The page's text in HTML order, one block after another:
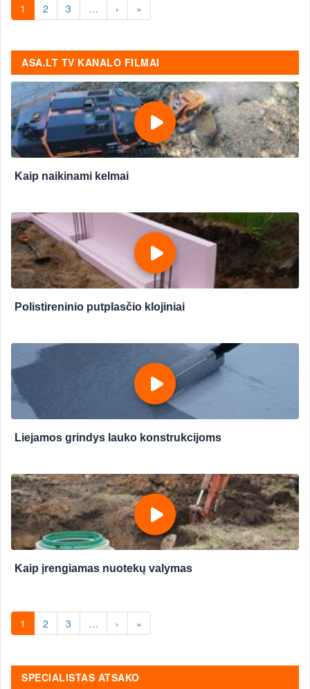
1 2 3 … › »
ASA.LT TV KANALO FILMAI
Kaip naikinami kelmai
Polistireninio putplasčio klojiniai
Liejamos grindys lauko konstrukcijoms
Kaip įrengiamas nuotekų valymas
1 2 3 … › »
SPECIALISTAS ATSAKO